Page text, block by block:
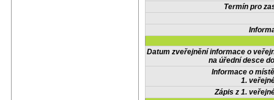
Termín pro
Datum zveřejnění informace o
na úřední desce
Informace o
1.
Zápis z 1.